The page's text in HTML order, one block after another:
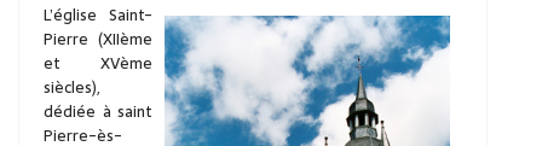
L’église Saint-
Pierre (XIIème
et XVème
siècles),
dédiée à saint
Pierre-ès-